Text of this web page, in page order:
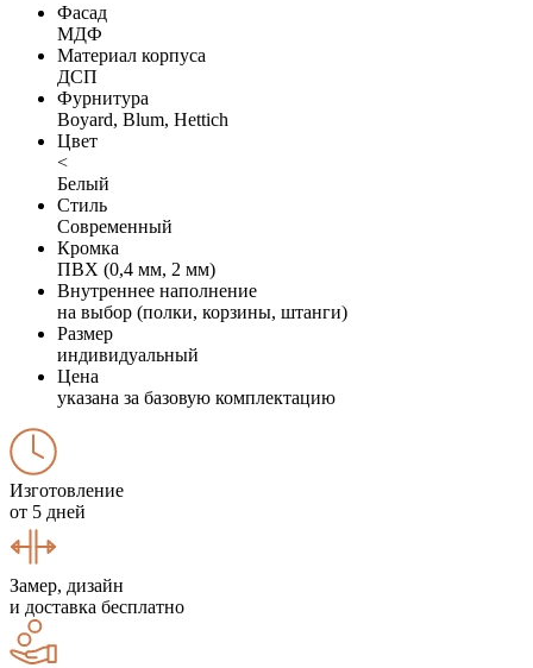
Фасад
МДФ
Материал корпуса
ДСП
Фурнитура
Boyard, Blum, Hettich
Цвет
<
Белый
Стиль
Современный
Кромка
ПВХ (0,4 мм, 2 мм)
Внутреннее наполнение
на выбор (полки, корзины, штанги)
Размер
индивидуальный
Цена
указана за базовую комплектацию
Изготовление
от 5 дней
Замер, дизайн
и доставка бесплатно